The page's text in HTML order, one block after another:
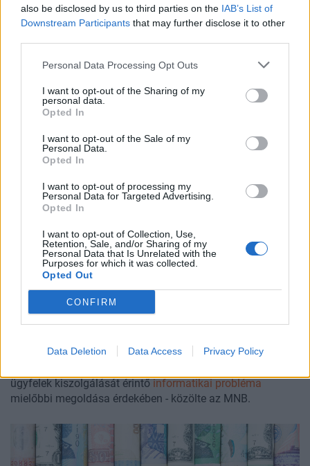
also be disclosed by us to third parties on the IAB’s List of
Downstream Participants that may further disclose it to other
Personal Data Processing Opt Outs
I want to opt-out of the Sharing of my
personal data.
Opted In
I want to opt-out of the Sale of my
Personal Data.
Opted In
I want to opt-out of processing my
Personal Data for Targeted Advertising.
Opted In
I want to opt-out of Collection, Use,
Retention, Sale, and/or Sharing of my
Personal Data that Is Unrelated with the
Purposes for which it was collected.
Opted Out
CONFIRM
Data Deletion Data Access Privacy Policy
2026. február 11. 07:19 | Portfolio
Súlyos hiba a kriptotőzsdén: így omlott össze
a bitcoin egyetlen kínos tévedés miatt
Súlyos belső rendszerhibát ismert el a dél-koreai Bithumb
kriptotőzsde, miután egy promóciós akció során több mint
40 milliárd dollár értékben utalt ki tévesen bitcoint
2026. február 10. 09:47 | Portfolio
felügyeleti lépéseket emleget
ügyfelek kiszolgálását érintőinformatikai probléma
mielőbbi megoldása érdekében - közölte az MNB.